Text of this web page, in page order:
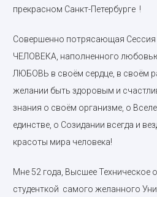
прекрасном Санкт-Петербурге !
Совершенно потрясающая
ЧЕЛОВЕКА, наполненного
ЛЮБОВЬ в своём сердце, в своём
желании быть здоровым и
знания о своём организме, о
единстве, о Созидании всегда и
красоты мира человека!
Мне 52 года, Высшее Техническое
студенткой самого желанного